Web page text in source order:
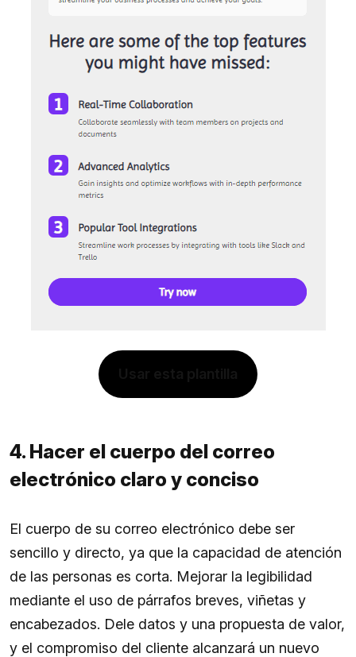
4. Hacer el cuerpo del correo
electrónico claro y conciso
El cuerpo de su correo electrónico debe ser
sencillo y directo, ya que la capacidad de atención
de las personas es corta. Mejorar la legibilidad
mediante el uso de párrafos breves, viñetas y
encabezados. Dele datos y una propuesta de valor,
y el compromiso del cliente alcanzará un nuevo